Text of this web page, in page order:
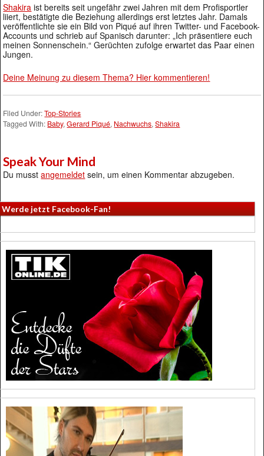
Shakira ist bereits seit ungefähr zwei Jahren mit dem Profisportler
liiert, bestätigte die Beziehung allerdings erst letztes Jahr. Damals
veröffentlichte sie ein Bild von Piqué auf ihren Twitter- und Facebook-
Accounts und schrieb auf Spanisch darunter: „Ich präsentiere euch
meinen Sonnenschein.“ Gerüchten zufolge erwartet das Paar einen
Jungen.
Deine Meinung zu diesem Thema? Hier kommentieren!
Filed Under:Top-Stories
Tagged With: Baby,Gerard Piqué, Nachwuchs,Shakira
Speak Your Mind
Du musstangemeldet sein, um einen Kommentar abzugeben.
Werde jetzt Facebook-Fan!